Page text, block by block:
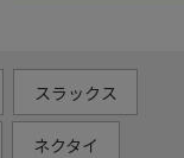
スラックス
ネクタイ